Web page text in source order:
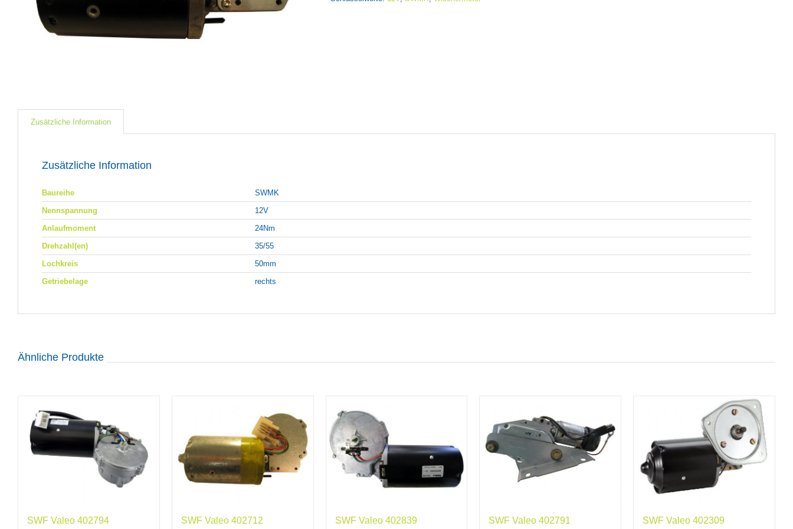
Zusätzliche Information
Zusätzliche Information
Baureihe
SWMK
Nennspannung
12V
Anlaufmoment
24Nm
Drehzahl(en)
35/55
Lochkreis
50mm
Getriebelage
rechts
Ähnliche Produkte
SWF Valeo 402794 SWF Valeo 402712 SWF Valeo 402839 SWF Valeo 402791 SWF Valeo 402309